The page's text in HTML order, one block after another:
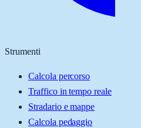
Strumenti
Calcola percorso
Traffico in tempo reale
Stradario e mappe
Calcola pedaggio